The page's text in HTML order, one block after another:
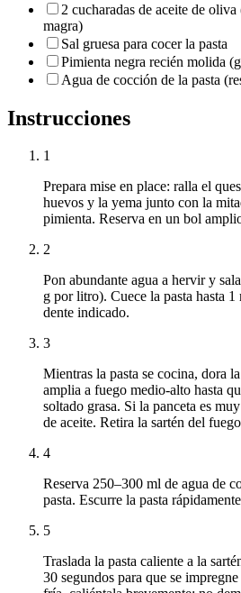
2 cucharadas de aceite de
magra)
Sal gruesa para cocer la pasta
Pimienta negra recién molida
Agua de cocción de la pasta
Instrucciones
1
Prepara mise en place: ralla el
huevos y la yema junto con la
pimienta. Reserva en un bol
2
Pon abundante agua a hervir y
g por litro). Cuece la pasta hasta
dente indicado.
3
Mientras la pasta se cocina, dora
amplia a fuego medio-alto hasta
soltado grasa. Si la panceta es
de aceite. Retira la sartén del
4
Reserva 250–300 ml de agua de
pasta. Escurre la pasta
5
Traslada la pasta caliente a la
30 segundos para que se